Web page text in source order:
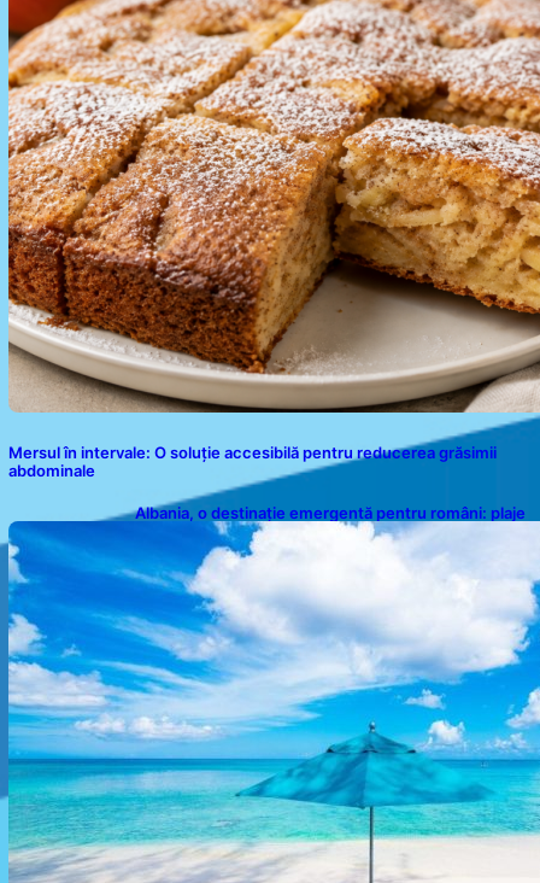
Mersul în intervale: O soluție accesibilă pentru reducerea grăsimii
abdominale
Albania, o destinație emergentă pentru români: plaje
spectaculoase, ape turcoaz și prețuri accesibile